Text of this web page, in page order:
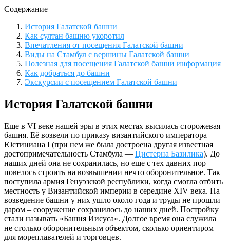
Содержание
История Галатской башни
Как султан башню укоротил
Впечатления от посещения Галатской башни
Виды на Стамбул с вершины Галатской башни
Полезная для посещения Галатской башни информация
Как добраться до башни
Экскурсии с посещением Галатской башни
История Галатской башни
Еще в VI веке нашей эры в этих местах высилась сторожевая
башня. Её возвели по приказу византийского императора
Юстиниана I (при нем же была достроена другая известная
достопримечательность Стамбула — Цистерна Базилика). До
наших дней она не сохранилась, но еще с тех давних пор
повелось строить на возвышении нечто оборонительное. Так
поступила армия Генуэзской республики, когда смогла отбить
местность у Византийской империи в середине XIV века. На
возведение башни у них ушло около года и труды не прошли
даром – сооружение сохранилось до наших дней. Постройку
стали называть «Башня Иисуса». Долгое время она служила
не столько оборонительным объектом, сколько ориентиром
для мореплавателей и торговцев.